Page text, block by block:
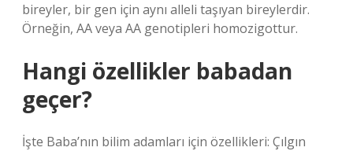
bireyler, bir gen için aynı alleli taşıyan bireylerdir.
Örneğin, AA veya AA genotipleri homozigottur.
Hangi özellikler babadan
geçer?
İşte Baba’nın bilim adamları için özellikleri: Çılgın